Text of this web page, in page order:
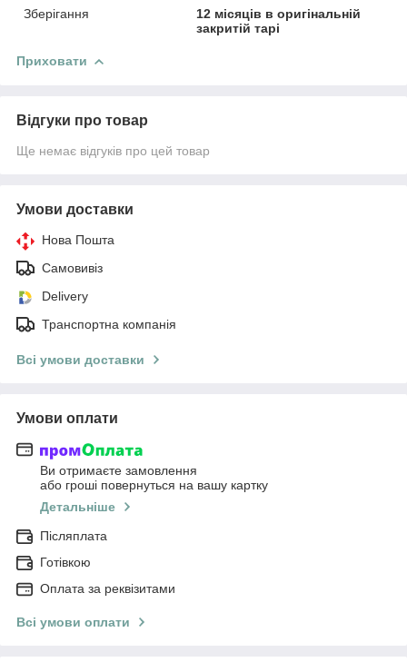
Зберігання
12 місяців в оригінальній
закритій тарі
Приховати
Відгуки про товар
Ще немає відгуків про цей товар
Умови доставки
Нова Пошта
Самовивіз
Delivery
Транспортна компанія
Всі умови доставки
Умови оплати
Ви отримаєте замовлення
або гроші повернуться на вашу картку
Детальніше
Післяплата
Готівкою
Оплата за реквізитами
Всі умови оплати